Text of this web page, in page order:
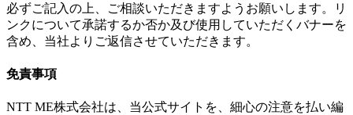
必ずご記入の上、ご相談いただきますようお願いします。リ
ンクについて承諾するか否か及び使用していただくバナーを
含め、当社よりご返信させていただきます。
免責事項
NTT ME株式会社は、当公式サイトを、細心の注意を払い編